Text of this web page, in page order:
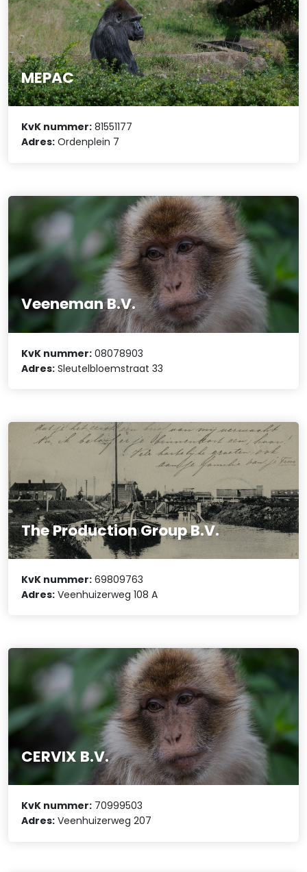
MEPAC
KvK nummer: 81551177
Adres: Ordenplein 7
Veeneman B.V.
KvK nummer: 08078903
Adres: Sleutelbloemstraat 33
The Production Group B.V.
KvK nummer: 69809763
Adres: Veenhuizerweg 108 A
CERVIX B.V.
KvK nummer: 70999503
Adres: Veenhuizerweg 207